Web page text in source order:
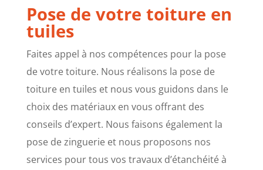
Pose de votre toiture en
tuiles
Faites appel à nos compétences pour la pose
de votre toiture. Nous réalisons la pose de
toiture en tuiles et nous vous guidons dans le
choix des matériaux en vous offrant des
conseils d’expert. Nous faisons également la
pose de zinguerie et nous proposons nos
services pour tous vos travaux d’étanchéité à